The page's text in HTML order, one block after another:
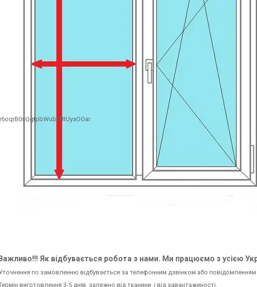
Важливо!!! Як відбувається робота з нами. Ми працюємо з усією
по замовленню відбувається за телефонним дзвінком або
виготовлення 3-5 днів, залежно від тканини, і від завантаженості.